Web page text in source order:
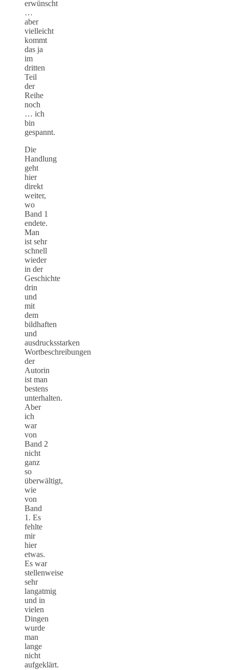
erwünscht
…
aber
vielleicht
kommt
das ja
im
dritten
Teil
der
Reihe
noch
… ich
bin
gespannt.
Die
Handlung
geht
hier
direkt
weiter,
wo
Band 1
endete.
Man
ist sehr
schnell
wieder
in der
Geschichte
drin
und
mit
dem
bildhaften
und
ausdrucksstarken
Wortbeschreibungen
der
Autorin
ist man
bestens
unterhalten.
Aber
ich
war
von
Band 2
nicht
ganz
so
überwältigt,
wie
von
Band
1. Es
fehlte
mir
hier
etwas.
Es war
stellenweise
sehr
langatmig
und in
vielen
Dingen
wurde
man
lange
nicht
aufgeklärt.